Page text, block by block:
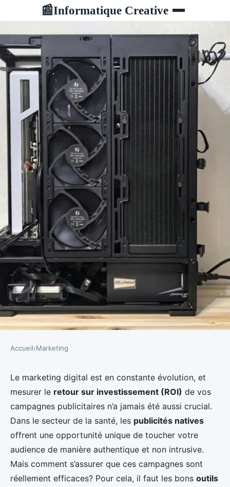
📰Informatique Creative
Quels outils de marketing digital
pour mesurer le retour sur
investissement d'une campagne
de publicité native pour un
produit de santé?
Accueil›Marketing
Le marketing digital est en constante évolution, et
mesurer le retour sur investissement (ROI) de vos
campagnes publicitaires n’a jamais été aussi crucial.
Dans le secteur de la santé, les publicités natives
offrent une opportunité unique de toucher votre
audience de manière authentique et non intrusive.
Mais comment s’assurer que ces campagnes sont
réellement efficaces? Pour cela, il faut les bons outils